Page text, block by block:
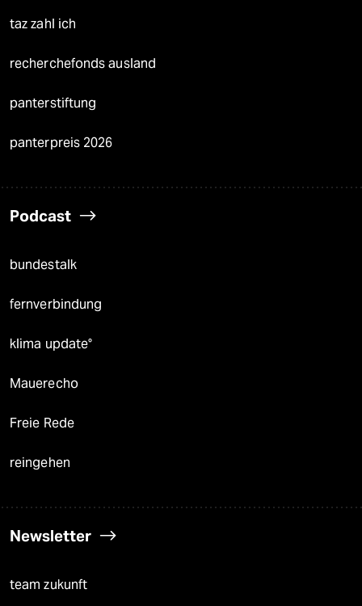
taz zahl ich
recherchefonds ausland
panterstiftung
panterpreis 2026
Podcast
bundestalk
fernverbindung
klima update°
Mauerecho
Freie Rede
reingehen
Newsletter
team zukunft